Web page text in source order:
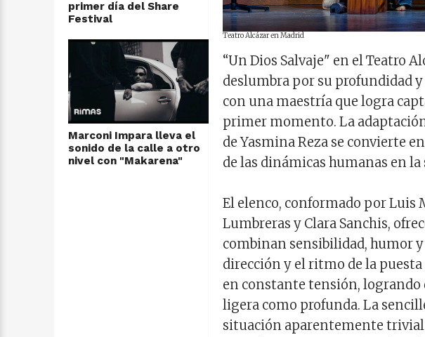
primer día del Share
Festival
Marconi Impara lleva el
sonido de la calle a otro
nivel con "Makarena"
Teatro Alcázar en Madrid
“Un Dios Salvaje" en el Teatro
deslumbra por su profundidad
con una maestría que logra
primer momento. La
de Yasmina Reza se convierte
de las dinámicas humanas en
El elenco, conformado por Luis
Lumbreras y Clara Sanchis,
combinan sensibilidad, humor
dirección y el ritmo de la
en constante tensión, logrando
ligera como profunda. La
situación aparentemente